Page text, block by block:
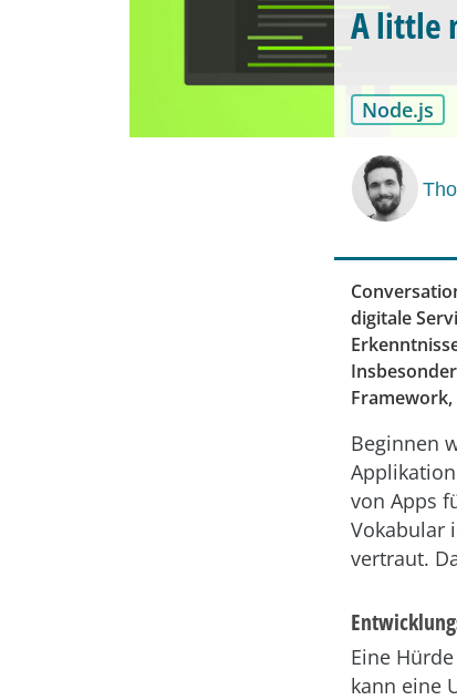
A little
Node.js
digitale
Framework,
Beginnen
von Apps
Vokabular
vertraut.
Eine
kann eine